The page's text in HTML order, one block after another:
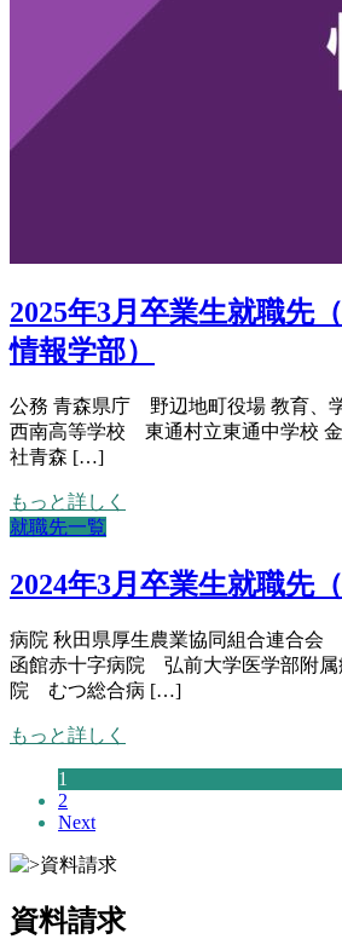
2025年3月卒業生就職先
情報学部）
公務 青森県庁 野辺地町役場 教育、
西南高等学校 東通村立東通中学校
社青森 […]
もっと詳しく
就職先一覧
2024年3月卒業生就職先（
病院 秋田県厚生農業協同組合連合
函館赤十字病院 弘前大学医学部附
院 むつ総合病 […]
もっと詳しく
1
2
Next
資料請求